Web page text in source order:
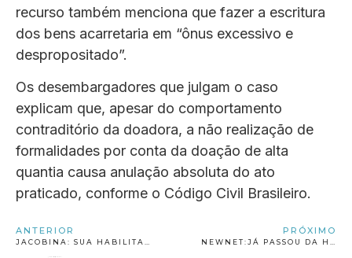
recurso também menciona que fazer a escritura
dos bens acarretaria em “ônus excessivo e
despropositado”.
Os desembargadores que julgam o caso
explicam que, apesar do comportamento
contraditório da doadora, a não realização de
formalidades por conta da doação de alta
quantia causa anulação absoluta do ato
praticado, conforme o Código Civil Brasileiro.
ANTERIOR
JACOBINA: SUA HABILITAÇÃO É COM A AUTO ESCOLA APROVAÇÃO
PRÓXIMO
NEWNET:JÁ PASSOU DA HORA DE VOCÊ APROVEITAR A MELHOR INTERNET DA CIDADE